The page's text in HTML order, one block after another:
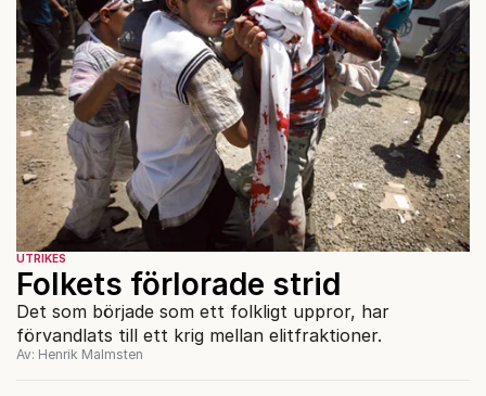
UTRIKES
Folkets förlorade strid
Det som började som ett folkligt uppror, har
förvandlats till ett krig mellan elitfraktioner.
Av: Henrik Malmsten